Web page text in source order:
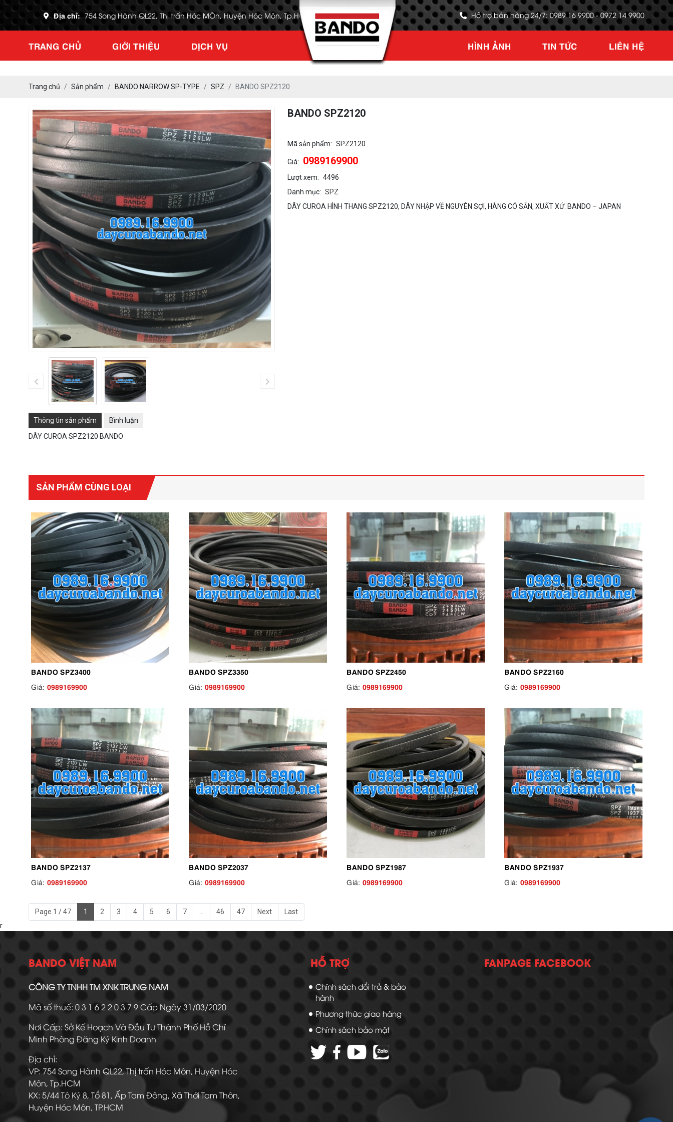
Địa chỉ: 754 Song Hành QL22, Thị trấn Hóc MÔn, Huyện Hóc Môn, Tp.HCM Hỗ trợ bán hàng 24/7: 0989 16 9900 - 0972 14 9900
TRANG CHỦ GIỚI THIỆU DỊCH VỤ HÌNH ẢNH TIN TỨC LIÊN HỆ
Trang chủ Sản phẩm BANDO NARROW SP-TYPE SPZ BANDO SPZ2120
BANDO SPZ2120
Mã sản phẩm: SPZ2120
Giá: 0989169900
Lượt xem: 4496
Danh mục: SPZ
DÂY CUROA HÌNH THANG SPZ2120, DÂY NHẬP VỀ NGUYÊN SỢI, HÀNG CÓ SẴN, XUẤT XỨ: BANDO – JAPAN
Thông tin sản phẩm
Bình luận
DÂY CUROA SPZ2120 BANDO
SẢN PHẨM CÙNG LOẠI
BANDO SPZ3400
Giá: 0989169900
BANDO SPZ3350
Giá: 0989169900
BANDO SPZ2450
Giá: 0989169900
BANDO SPZ2160
Giá: 0989169900
BANDO SPZ2137
Giá: 0989169900
BANDO SPZ2037
Giá: 0989169900
BANDO SPZ1987
Giá: 0989169900
BANDO SPZ1937
Giá: 0989169900
Page 1 / 47 1 2 3 4 5 6 7 46 47 Next
Last
r
BANDO VIỆT NAM
CÔNG TY TNHH TM XNK TRUNG NAM
Mã số thuế: 0 3 1 6 2 2 0 3 7 9 Cấp Ngày 31/03/2020
Nơi Cấp: Sở Kế Hoạch Và Đầu Tư Thành Phố Hồ Chí
Minh Phòng Đăng Ký Kinh Doanh
Địa chỉ:
VP: 754 Song Hành QL22, Thị trấn Hóc Môn, Huyện Hóc
Môn, Tp.HCM
KX: 5/44 Tô Ký 8, Tổ 81, Ấp Tam Đông, Xã Thới Tam Thôn,
Huyện Hóc Môn, TP.HCM
HỖ TRỢ
Chính sách đổi trả & bảo
hành
Phương thức giao hàng
Chính sách bảo mật
FANPAGE FACEBOOK